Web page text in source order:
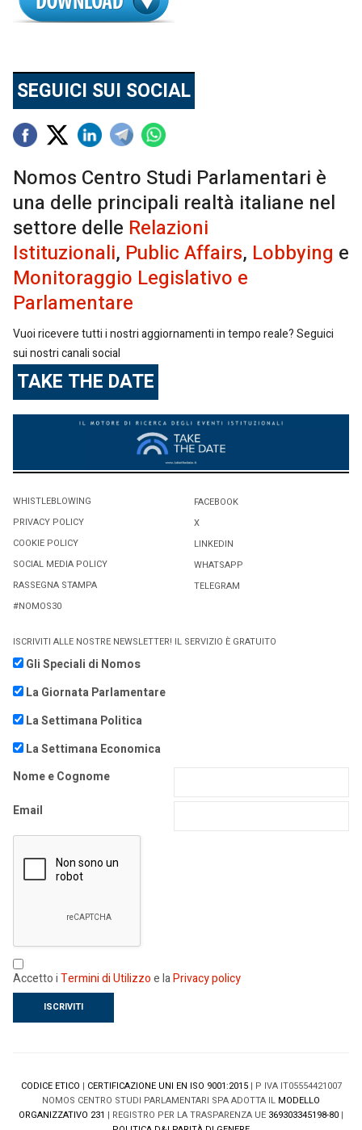
SEGUICI SUI SOCIAL
Nomos Centro Studi Parlamentari è
una delle principali realtà italiane nel
settore delle Relazioni
Istituzionali, Public Affairs, Lobbying e
Monitoraggio Legislativo e
Parlamentare
Vuoi ricevere tutti i nostri aggiornamenti in tempo reale? Seguici
sui nostri canali social
TAKE THE DATE
WHISTLEBLOWING
PRIVACY POLICY
COOKIE POLICY
SOCIAL MEDIA POLICY
RASSEGNA STAMPA
#NOMOS30
FACEBOOK
X
LINKEDIN
WHATSAPP
TELEGRAM
ISCRIVITI ALLE NOSTRE NEWSLETTER! IL SERVIZIO È GRATUITO
Gli Speciali di Nomos
La Giornata Parlamentare
La Settimana Politica
La Settimana Economica
Nome e Cognome
Email
Accetto iTermini di Utilizzoe laPrivacy policy
CODICE ETICO | CERTIFICAZIONE UNI EN ISO 9001:2015| P IVA IT05554421007
NOMOS CENTRO STUDI PARLAMENTARI SPA ADOTTA IL MODELLO
ORGANIZZATIVO 231 | REGISTRO PER LA TRASPARENZA UE 369303345198-80 |